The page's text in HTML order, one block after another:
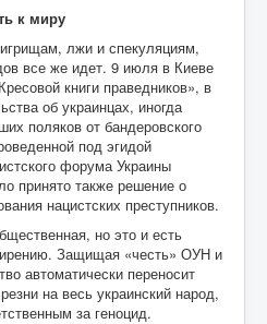
к миру
лжи и спекуляциям,
все же идет. 9 июля в Киеве
книги праведников», в
об украинцах, иногда
поляков от бандеровского
под эгидой
форума Украины
принято также решение о
нацистских преступников.
но это и есть
Защищая «честь» ОУН и
автоматически переносит
на весь украинский народ,
за геноцид.